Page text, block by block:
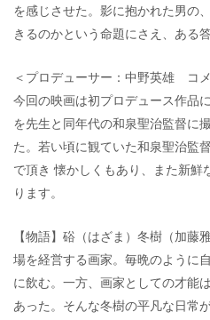
を感じさせた。影に抱かれた男の
きるのかという命題にさえ、ある
＜プロデューサー：中野英雄 コ
今回の映画は初プロデュース作品
を先生と同年代の和泉聖治監督に
た。若い頃に観ていた和泉聖治監
で頂き 懐かしくもあり、また新鮮
ります。
【物語】硲（はざま）冬樹（加藤
場を経営する画家。毎晩のように
に飲む。一方、画家としての才能
あった。そんな冬樹の平凡な日常